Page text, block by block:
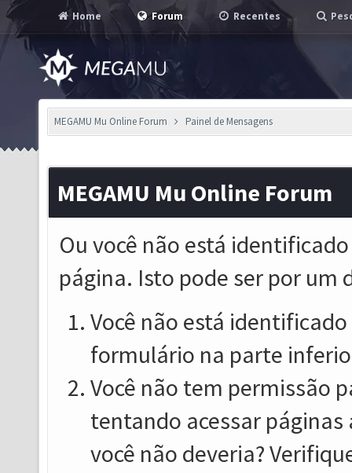
Home Forum Recentes
MEGAMU Mu Online Forum Painel de Mensagens
MEGAMU Mu Online Forum
Ou você não está
página. Isto pode ser por um
Você não está
formulário na parte
Você não tem permissão
tentando acessar
você não deveria?